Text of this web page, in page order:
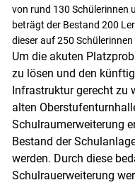
von rund 130 Schülerinnen
beträgt der Bestand 200
dieser auf 250
Um die akuten
zu lösen und den
Infrastruktur gerecht zu
alten
Schulraumerweiterung
Bestand der
werden. Durch diese
Schulrauerweiterung